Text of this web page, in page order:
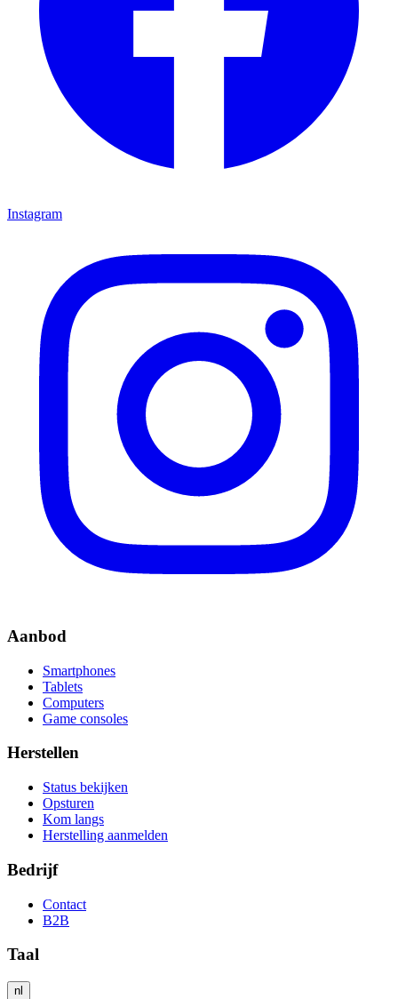
Instagram
Aanbod
Smartphones
Tablets
Computers
Game consoles
Herstellen
Status bekijken
Opsturen
Kom langs
Herstelling aanmelden
Bedrijf
Contact
B2B
Taal
nl